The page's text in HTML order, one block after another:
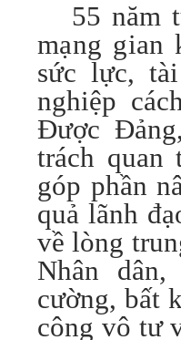
55 năm
mạng gian
sức lực,
nghiệp
Được
trách
góp phần
quả lãnh
về lòng
Nhân
cường, bất
công vô tư